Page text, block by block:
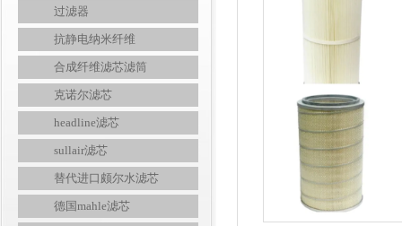
过滤器
抗静电纳米纤维
合成纤维滤芯滤筒
克诺尔滤芯
headline滤芯
sullair滤芯
替代进口颇尔水滤芯
德国mahle滤芯